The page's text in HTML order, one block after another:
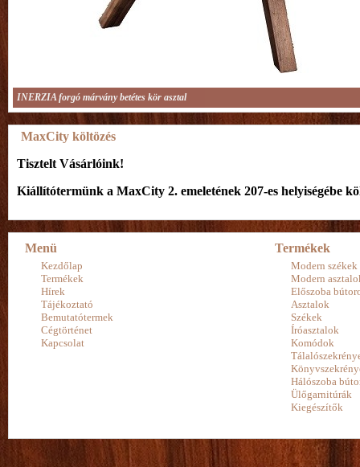
INERZIA forgó márvány betétes kör asztal
MaxCity költözés
Tisztelt Vásárlóink!
Kiállítótermünk a MaxCity 2. emeletének 207-es helyiségébe
Menü
Kezdőlap
Termékek
Hírek
Tájékoztató
Bemutatótermek
Cégtörténet
Kapcsolat
Termékek
Modern székek
Modern
Előszoba
Asztalok
Székek
Íróasztalok
Komódok
Hálószoba
Ülőgarnitúrák
Kiegészítők